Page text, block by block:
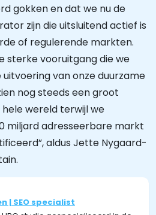
gokken en dat we nu de
zijn die uitsluitend actief is
of regulerende markten.
sterke vooruitgang die we
van onze duurzame
nog steeds een groot
wereld terwijl we
miljard adresseerbare markt
aldus Jette Nygaard-
| SEO specialist